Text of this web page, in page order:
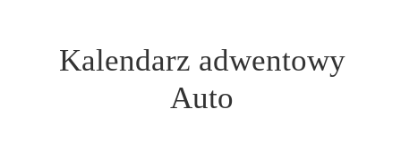
Kalendarz adwentowy
Auto